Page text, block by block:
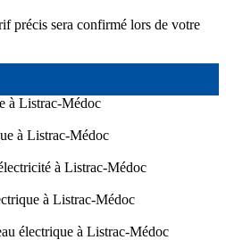
précis sera confirmé lors de votre
à Listrac-Médoc
à Listrac-Médoc
à Listrac-Médoc
à Listrac-Médoc
électrique à Listrac-Médoc